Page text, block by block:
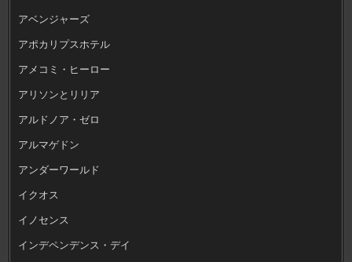
アベンジャーズ
アポカリプスホテル
アメコミ・ヒーロー
アリソンとリリア
アルドノア・ゼロ
アルマゲドン
アンダーワールド
イクオス
イノセンス
インデペンデンス・デイ